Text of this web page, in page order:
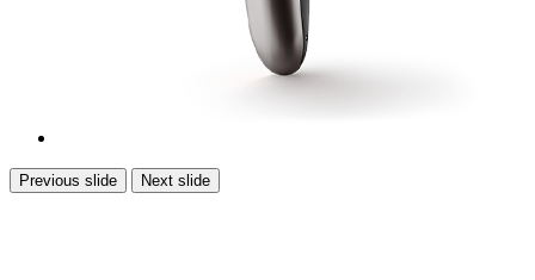
Previous slide Next slide